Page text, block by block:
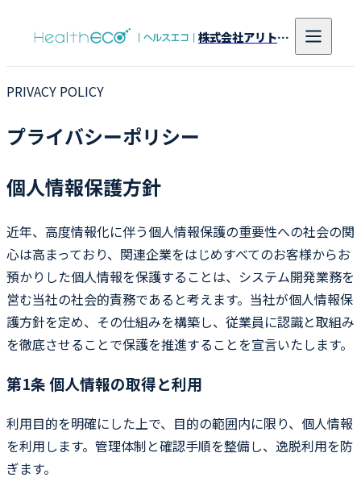
株式会社アリトンシステム研究所
PRIVACY POLICY
プライバシーポリシー
個人情報保護方針
近年、高度情報化に伴う個人情報保護の重要性への社会の関
心は高まっており、関連企業をはじめすべてのお客様からお
預かりした個人情報を保護することは、システム開発業務を
営む当社の社会的責務であると考えます。当社が個人情報保
護方針を定め、その仕組みを構築し、従業員に認識と取組み
を徹底させることで保護を推進することを宣言いたします。
第1条 個人情報の取得と利用
利用目的を明確にした上で、目的の範囲内に限り、個人情報
を利用します。管理体制と確認手順を整備し、逸脱利用を防
ぎます。